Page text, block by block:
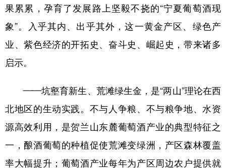
果累累，孕育了发展路上坚毅不挠的“宁夏葡萄酒现
象”。入乎其内、出乎其外，这一黄金产区、绿色产
业、紫色经济的开拓史、奋斗史、崛起史，带来诸多
启示。
——坑壑育新生、荒滩绿生金，是“两山”理论在西
北地区的生动实践。不与人争粮、不与粮争地、水资
源高效利用，是贺兰山东麓葡萄酒产业的典型特征之
一，酿酒葡萄的种植促使荒滩变绿洲，产区森林覆盖
率大幅提升；葡萄酒产业每年为产区周边农户提供就